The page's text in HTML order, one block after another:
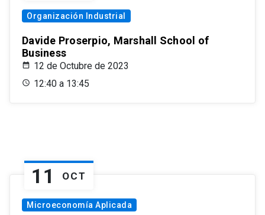
Organización Industrial
Davide Proserpio, Marshall School of
Business
12 de Octubre de 2023
12:40 a 13:45
11 OCT
Microeconomía Aplicada